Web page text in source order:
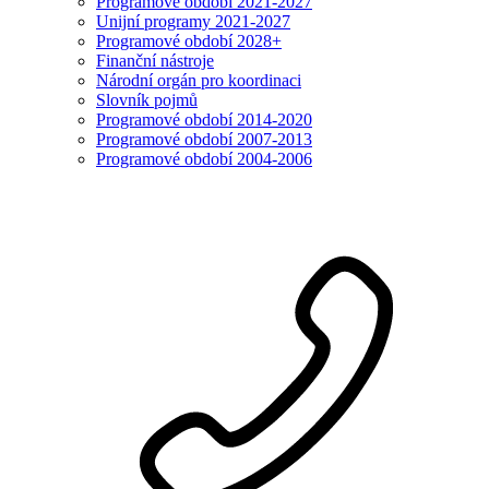
Unijní programy 2021-2027
Programové období 2028+
Finanční nástroje
Národní orgán pro koordinaci
Slovník pojmů
Programové období 2014-2020
Programové období 2007-2013
Programové období 2004-2006